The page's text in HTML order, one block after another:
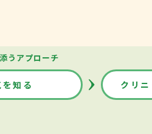
うアプローチ
知る クリ